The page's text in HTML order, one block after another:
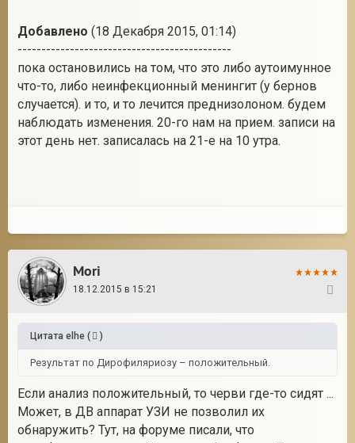
Добавлено (18 Декабря 2015, 01:14)
---------------------------------------------
пока остановились на том, что это либо аутоимунное
что-то, либо неинфекционный менингит (у бернов
случается). и то, и то лечится преднизолоном. будем
наблюдать изменения. 20-го нам на прием. записи на
этот день нет. записалась на 21-е на 10 утра.
Mori
18.12.2015 в 15:21
Цитата elhe ( )
Результат по Дирофиляриозу – положительный.
Если анализ положительный, то черви где-то сидят ...
Может, в ДВ аппарат УЗИ не позволил их
обнаружить? Тут, на форуме писали, что